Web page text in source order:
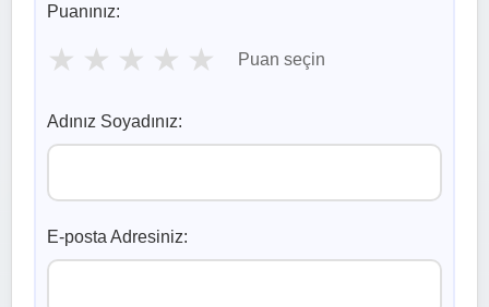
Puanınız:
★ ★ ★ ★ ★ Puan seçin
Adınız Soyadınız:
E-posta Adresiniz: